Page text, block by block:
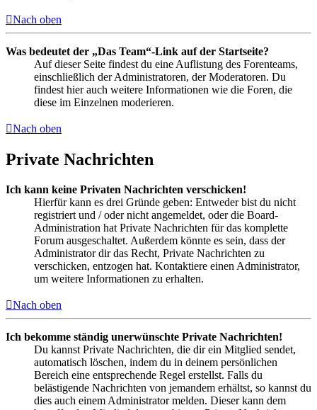
Nach oben
Was bedeutet der „Das Team“-Link auf der Startseite?
Auf dieser Seite findest du eine Auflistung des Forenteams,
einschließlich der Administratoren, der Moderatoren. Du
findest hier auch weitere Informationen wie die Foren, die
diese im Einzelnen moderieren.
Nach oben
Private Nachrichten
Ich kann keine Privaten Nachrichten verschicken!
Hierfür kann es drei Gründe geben: Entweder bist du nicht
registriert und / oder nicht angemeldet, oder die Board-
Administration hat Private Nachrichten für das komplette
Forum ausgeschaltet. Außerdem könnte es sein, dass der
Administrator dir das Recht, Private Nachrichten zu
verschicken, entzogen hat. Kontaktiere einen Administrator,
um weitere Informationen zu erhalten.
Nach oben
Ich bekomme ständig unerwünschte Private Nachrichten!
Du kannst Private Nachrichten, die dir ein Mitglied sendet,
automatisch löschen, indem du in deinem persönlichen
Bereich eine entsprechende Regel erstellst. Falls du
belästigende Nachrichten von jemandem erhältst, so kannst du
dies auch einem Administrator melden. Dieser kann dem